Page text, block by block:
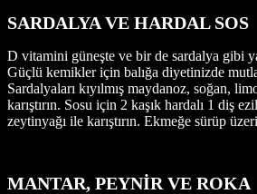
SARDALYA VE HARDAL SOS
D vitamini güneşte ve bir de sardalya gibi
Güçlü kemikler için balığa diyetinizde
Sardalyaları kıyılmış maydanoz, soğan,
karıştırın. Sosu için 2 kaşık hardalı 1 diş
zeytinyağı ile karıştırın. Ekmeğe sürüp
MANTAR, PEYNİR VE ROKA